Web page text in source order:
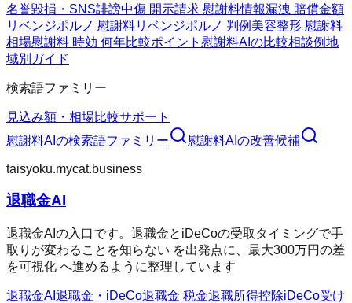
名誉毀損・SNS誹謗中傷 開示請求 慰謝料情報漏洩 賠償金額
リベンジポルノ 慰謝料リベンジポルノ 判例 美容整形 慰謝料
相場慰謝料 時効 何年比較ポイント 慰謝料AIの比較相談例地
域別ガイド
検索語ファミリー
見込み額・相場比較サポート
慰謝料AI の検索語ファミリー 慰謝料AI の改善候補
taisyoku.mycat.business
退職金AI
退職金AIの入口です。退職金とiDeCoの受取タイミングで手
取りが変わることを知らない を出発点に、最大300万円の差
を可視化 へ進めるように整理しています
退職金AI 退職金・iDeCo退職金 税金退職所得控除iDeCo受け